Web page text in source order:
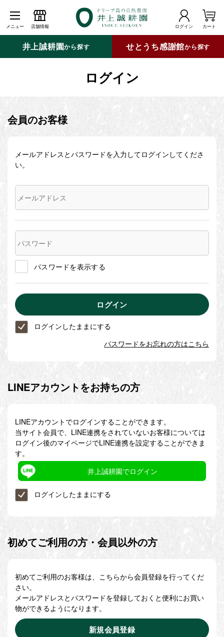
メニュー 店舗情報 ログイン カート
井上誠耕園から探す せとうち感謝館から探す
ログイン
会員のお客様
メールアドレスとパスワードを入力してログインしてくださ
い。
パスワードを表示する
ログインしたままにする
パスワードをお忘れの方はこちら
LINEアカウントをお持ちの方
LINEアカウントでログインすることができます。
当サイト会員で、LINE連携をされていないお客様については
ログイン後のマイページでLINE連携を設定することができま
す。
井上誠耕園でログイン
ログインしたままにする
初めてご利用の方・会員以外の方
初めてご利用のお客様は、こちらから会員登録を行ってくだ
さい。
メールアドレスとパスワードを登録しておくと便利にお買い
物ができるようになります。